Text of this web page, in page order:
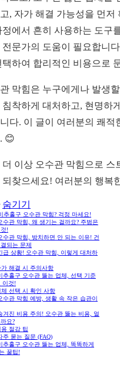
, 자가 해결 가능성을 먼
정에서 흔히 사용하는 도구
전문가의 도움이 필요합니
택하여 합리적인 비용으로
막힘은 누구에게나 발생
침착하게 대처하고, 현명하
다. 이 글이 여러분의 쾌
😊
더 이상 오수관 막힘으로
되찾으세요! 여러분의 행복
숨기기
추홀구 오수관 막힘? 걱정 마세요!
수관 막힘, 왜 생기는 걸까요? 주범은
!
수관 막힘, 방치하면 안 되는 이유! 건
되는 문제
급 상황! 오수관 막힘, 이렇게 대처하
가 해결 시 주의사항
추홀구 오수관 뚫는 업체, 선택 기준
이것!
체 선택 시 확인 사항
수관 막힘 예방, 생활 속 작은 습관이
겨진 비용 주의! 오수관 뚫는 비용, 얼
요?
용 절감 팁
주 묻는 질문 (FAQ)
추홀구 오수관 뚫는 업체, 똑똑하게
꿀팁!